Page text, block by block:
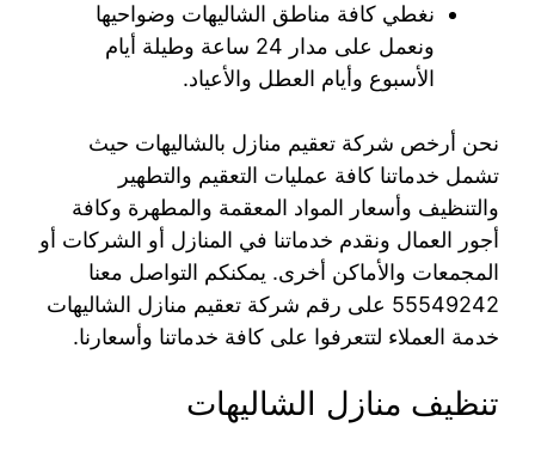
نغطي كافة مناطق الشاليهات وضواحيها
ونعمل على مدار 24 ساعة وطيلة أيام
الأسبوع وأيام العطل والأعياد.
نحن أرخص شركة تعقيم منازل بالشاليهات حيث
تشمل خدماتنا كافة عمليات التعقيم والتطهير
والتنظيف وأسعار المواد المعقمة والمطهرة وكافة
أجور العمال ونقدم خدماتنا في المنازل أو الشركات أو
المجمعات والأماكن أخرى. يمكنكم التواصل معنا
55549242 على رقم شركة تعقيم منازل الشاليهات
خدمة العملاء لتتعرفوا على كافة خدماتنا وأسعارنا.
تنظيف منازل الشاليهات